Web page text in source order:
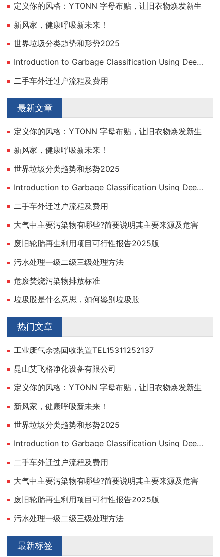
定义你的风格：YTONN 字母布贴，让旧衣物焕发新生
新风家，健康呼吸新未来！
世界垃圾分类趋势和形势2025
Introduction to Garbage Classification Using Deep Learning
二手车外迁过户流程及费用
最新文章
定义你的风格：YTONN 字母布贴，让旧衣物焕发新生
新风家，健康呼吸新未来！
世界垃圾分类趋势和形势2025
Introduction to Garbage Classification Using Deep Learning
二手车外迁过户流程及费用
大气中主要污染物有哪些?简要说明其主要来源及危害
废旧轮胎再生利用项目可行性报告2025版
污水处理一级二级三级处理方法
危废焚烧污染物排放标准
垃圾股是什么意思，如何鉴别垃圾股
热门文章
工业废气余热回收装置TEL15311252137
昆山艾飞格净化设备有限公司
定义你的风格：YTONN 字母布贴，让旧衣物焕发新生
新风家，健康呼吸新未来！
世界垃圾分类趋势和形势2025
Introduction to Garbage Classification Using Deep Learning
二手车外迁过户流程及费用
大气中主要污染物有哪些?简要说明其主要来源及危害
废旧轮胎再生利用项目可行性报告2025版
污水处理一级二级三级处理方法
最新标签